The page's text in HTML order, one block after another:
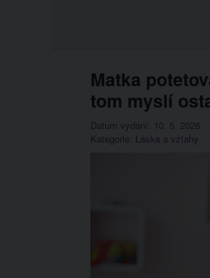
Matka
tom myslí
Datum vydání: 10. 5. 2026
Kategorie: Láska a vztahy